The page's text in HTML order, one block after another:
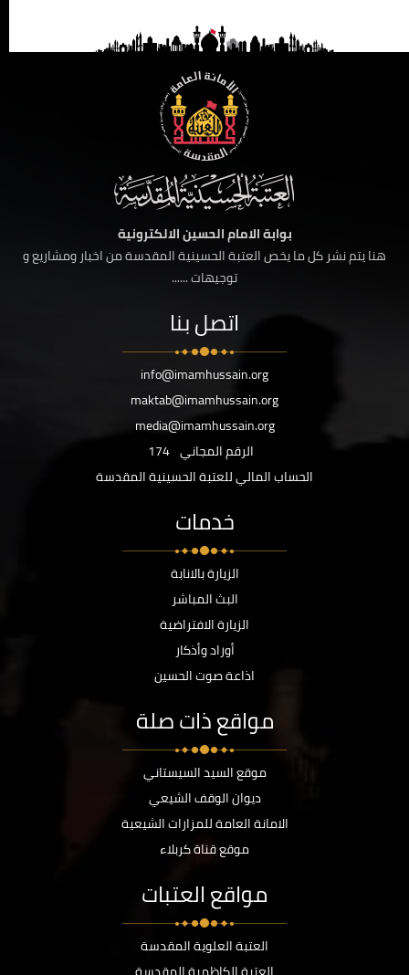
بوابة الامام الحسين الالكترونية
هنا يتم نشر كل ما يخص العتبة الحسينية المقدسة من اخبار ومشاريع و
توجيهات ......
اتصل بنا
info@imamhussain.org
maktab@imamhussain.org
media@imamhussain.org
الرقم المجاني 174
الحساب المالي للعتبة الحسينية المقدسة
خدمات
الزيارة بالانابة
البث المباشر
الزيارة الافتراضية
أوراد وأذكار
اذاعة صوت الحسين
مواقع ذات صلة
موقع السيد السيستاني
ديوان الوقف الشيعي
الامانة العامة للمزارات الشيعية
موقع قناة كربلاء
مواقع العتبات
العتبة العلوية المقدسة